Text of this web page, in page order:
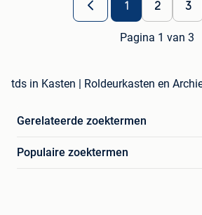
1 2 3
Pagina 1 van 3
tds in Kasten | Roldeurkasten en
Gerelateerde zoektermen
Populaire zoektermen